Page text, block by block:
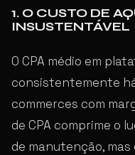
1. O CUSTO DE
INSUSTENTÁVEL
O CPA médio em
consistentemente
commerces com
de CPA comprime o
de manutenção,